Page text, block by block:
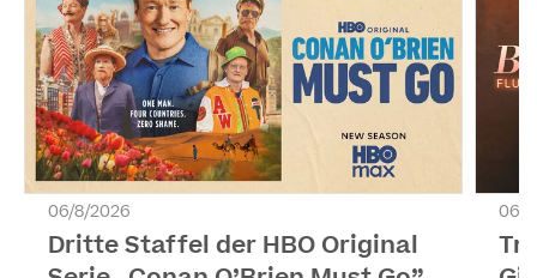
06/8/2026
Dritte Staffel der HBO Original
06/